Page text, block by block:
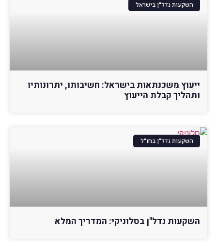
השקעות נדל"ן בישראל
ייעוץ משכנתאות בישראל: חשיבותו, יתרונותיו
ותהליך קבלת הייעוץ
השקעות נדל"ן בחו"ל
השקעות נדל"ן בסלוניקי: המדריך המלא